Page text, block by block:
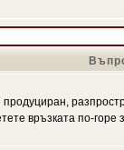
връзката по-горе